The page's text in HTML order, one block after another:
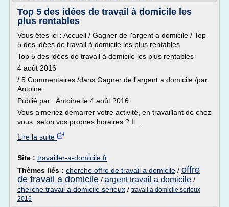
Top 5 des idées de travail à domicile les
plus rentables
Vous êtes ici : Accueil / Gagner de l'argent a domicile / Top
5 des idées de travail à domicile les plus rentables
Top 5 des idées de travail à domicile les plus rentables
4 août 2016
/ 5 Commentaires /dans Gagner de l'argent a domicile /par
Antoine
Publié par : Antoine le 4 août 2016.
Vous aimeriez démarrer votre activité, en travaillant de chez
vous, selon vos propres horaires ? Il...
Lire la suite
Site : travailler-a-domicile.fr
Thèmes liés : cherche offre de travail a domicile / offre
de travail a domicile / argent travail a domicile /
cherche travail a domicile serieux / travail a domicile serieux
2016